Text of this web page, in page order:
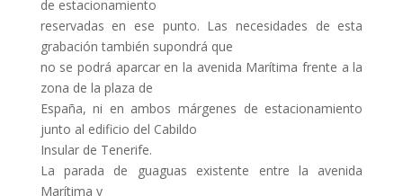
de estacionamiento
reservadas en ese punto. Las necesidades de esta
grabación también supondrá que
no se podrá aparcar en la avenida Marítima frente a la
zona de la plaza de
España, ni en ambos márgenes de estacionamiento
junto al edificio del Cabildo
Insular de Tenerife.
La parada de guaguas existente entre la avenida
Marítima y